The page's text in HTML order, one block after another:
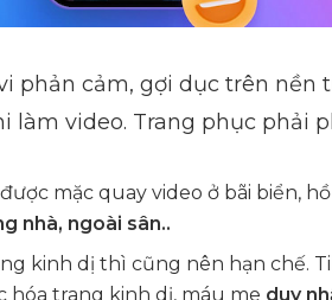
phản cảm, gợi dục trên nền
làm video. Trang phục phải
mặc quay video ở bãi biển, hồ
nhà, ngoài sân..
kinh dị thì cũng nên hạn chế.
hóa trang kinh dị, máu me duy